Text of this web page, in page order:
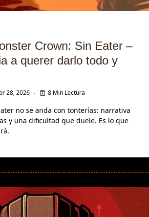
Crown: Sin Eater –
a querer darlo todo y
28, 2026 8 Min Lectura
no se anda con tonterías: narrativa
y una dificultad que duele. Es lo que